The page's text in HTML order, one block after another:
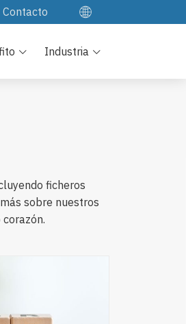
Contacto
FR
DE
Industria
ficheros
sobre nuestros